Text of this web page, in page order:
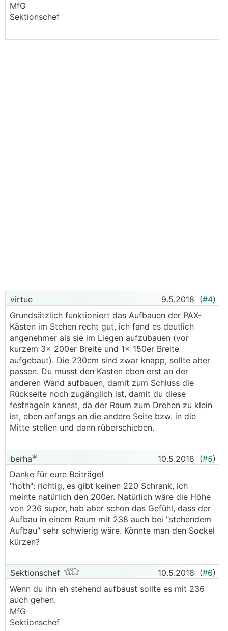
MfG
Sektionschef
virtue 9.5.2018 (#4)
Grundsätzlich funktioniert das Aufbauen der PAX-
Kästen im Stehen recht gut, ich fand es deutlich
angenehmer als sie im Liegen aufzubauen (vor
kurzem 3x 200er Breite und 1x 150er Breite
aufgebaut). Die 230cm sind zwar knapp, sollte aber
passen. Du musst den Kasten eben erst an der
anderen Wand aufbauen, damit zum Schluss die
Rückseite noch zugänglich ist, damit du diese
festnageln kannst, da der Raum zum Drehen zu klein
ist, eben anfangs an die andere Seite bzw. in die
Mitte stellen und dann rüberschieben.
berha 10.5.2018 (#5)
Danke für eure Beiträge!
"hoth": richtig, es gibt keinen 220 Schrank, ich
meinte natürlich den 200er. Natürlich wäre die Höhe
von 236 super, hab aber schon das Gefühl, dass der
Aufbau in einem Raum mit 238 auch bei "stehendem
Aufbau" sehr schwierig wäre. Könnte man den Sockel
kürzen?
Sektionschef 10.5.2018 (#6)
Wenn du ihn eh stehend aufbaust sollte es mit 236
auch gehen.
MfG
Sektionschef